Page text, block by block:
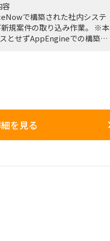
年12月28日
終了前は、出張頻度が比較的
ワーク
出社
容
で構築された社内システ
規案件の取り込み作業。 ※本
とせずAppEngineでの構築が
を見る